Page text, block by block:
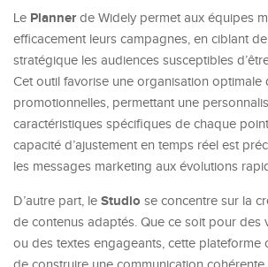
Le Plannerde Widely permet aux équipes
efficacement leurs campagnes, en ciblant
stratégique les audiences susceptibles
Cet outil favorise une organisation optimale
promotionnelles, permettant une
caractéristiques spécifiques de chaque
capacité d’ajustement en temps réel est
les messages marketing aux évolutions
D’autre part, le Studio se concentre sur la
de contenus adaptés. Que ce soit pour des
ou des textes engageants, cette plateforme